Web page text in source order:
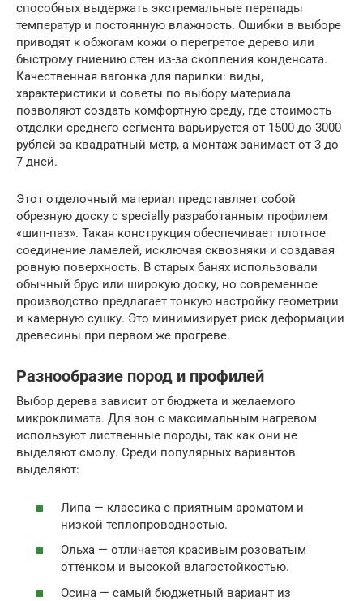
способных выдержать экстремальные перепады
температур и постоянную влажность. Ошибки в выборе
приводят к обжогам кожи о перегретое дерево или
быстрому гниению стен из-за скопления конденсата.
Качественная вагонка для парилки: виды,
характеристики и советы по выбору материала
позволяют создать комфортную среду, где стоимость
отделки среднего сегмента варьируется от 1500 до 3000
рублей за квадратный метр, а монтаж занимает от 3 до
7 дней.
Этот отделочный материал представляет собой
обрезную доску с specially разработанным профилем
«шип-паз». Такая конструкция обеспечивает плотное
соединение ламелей, исключая сквозняки и создавая
ровную поверхность. В старых банях использовали
обычный брус или широкую доску, но современное
производство предлагает тонкую настройку геометрии
и камерную сушку. Это минимизирует риск деформации
древесины при первом же прогреве.
Разнообразие пород и профилей
Выбор дерева зависит от бюджета и желаемого
микроклимата. Для зон с максимальным нагревом
используют лиственные породы, так как они не
выделяют смолу. Среди популярных вариантов
выделяют:
Липа — классика с приятным ароматом и
низкой теплопроводностью.
Ольха — отличается красивым розоватым
оттенком и высокой влагостойкостью.
Осина — самый бюджетный вариант из